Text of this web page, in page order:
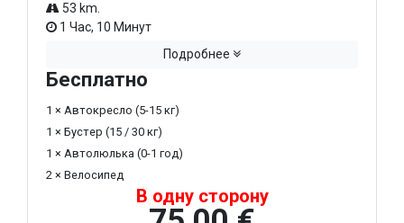
53 km.
1 Час, 10 Минут
Подробнее
Бесплатно
1 × Автокресло (5-15 кг)
1 × Бустер (15 / 30 кг)
1 × Автолюлька (0-1 год)
2 × Велосипед
В одну сторону